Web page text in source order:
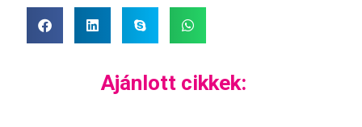
Ajánlott cikkek: